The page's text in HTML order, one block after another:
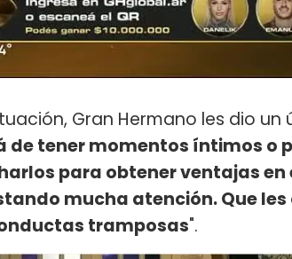
Gran Hermano les dio
de tener momentos íntimos o
para obtener ventajas en
mucha atención. Que
tramposas".